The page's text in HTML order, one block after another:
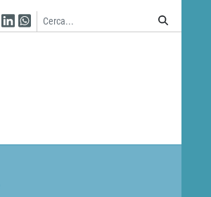
Facebook
su Twitter
su Instagram
Seguici su Linkedin
Seguici su WhatsApp